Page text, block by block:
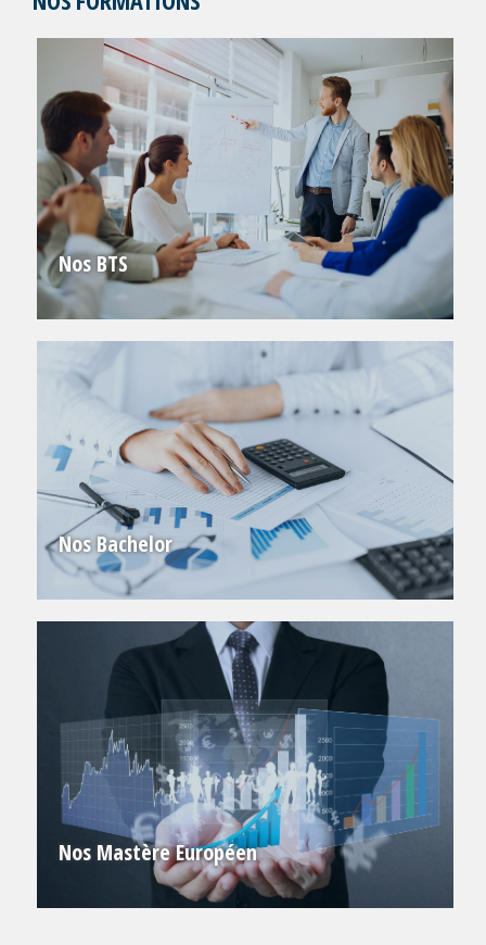
Nos BTS
Nos Bachelor
Nos Mastère Européen